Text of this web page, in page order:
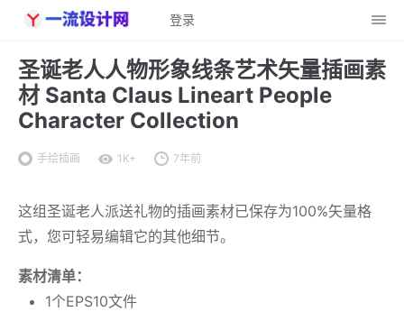
登录
圣诞老人人物形象线条艺术矢量插画素
材 Santa Claus Lineart People
Character Collection
手绘插画 1K+ 7年前
这组圣诞老人派送礼物的插画素材已保存为100%矢量格
式，您可轻易编辑它的其他细节。
素材清单：
1个EPS10文件